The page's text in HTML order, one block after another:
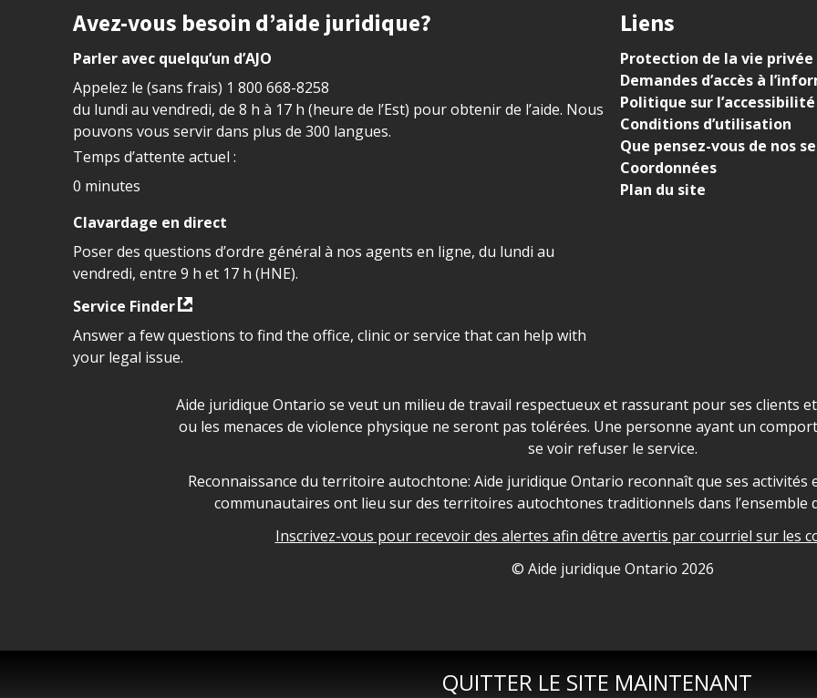
QUITTER LE SITE MAINTENANT
Site footer
Avez-vous besoin d’aide juridique?
Parler avec quelqu’un d’AJO
Appelez le (sans frais) 1 800 668-8258
du lundi au vendredi, de 8 h à 17 h (heure de l’Est) pour obtenir de l’aide. Nous
pouvons vous servir dans plus de 300 langues.
Temps d’attente actuel :
0 minutes
Clavardage en direct
Poser des questions d’ordre général à nos agents en ligne, du lundi au
vendredi, entre 9 h et 17 h (HNE).
Service Finder
Answer a few questions to find the office, clinic or service that can help with
your legal issue.
Liens
Protection de la vie privée
Demandes d’accès à
Politique sur l’accessibilité
Conditions d’utilisation
Que pensez-vous de nos
Coordonnées
Plan du site
Déclaration sur la sécurité dans les locaux d'AJO.
Aide juridique Ontario se veut un milieu de travail respectueux et rassurant pour ses clients
ou les menaces de violence physique ne seront pas tolérées. Une personne ayant un
se voir refuser le service.
Legal Aid Ontario land acknowledgement
Reconnaissance du territoire autochtone: Aide juridique Ontario reconnaît que ses activités
communautaires ont lieu sur des territoires autochtones traditionnels dans l’ensemble
Inscrivez-vous pour recevoir des alertes afin dêtre avertis par courriel sur les
© Aide juridique Ontario 2026